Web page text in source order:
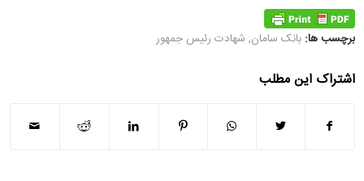
برچسب ها: بانک سامان, شهادت رئیس جمهور
اشتراک این مطلب